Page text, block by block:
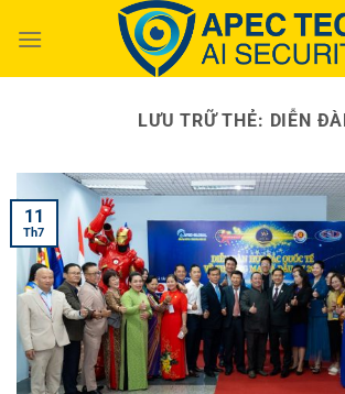
đến
LƯU TRỮ THẺ: DIỄN
11
Th7